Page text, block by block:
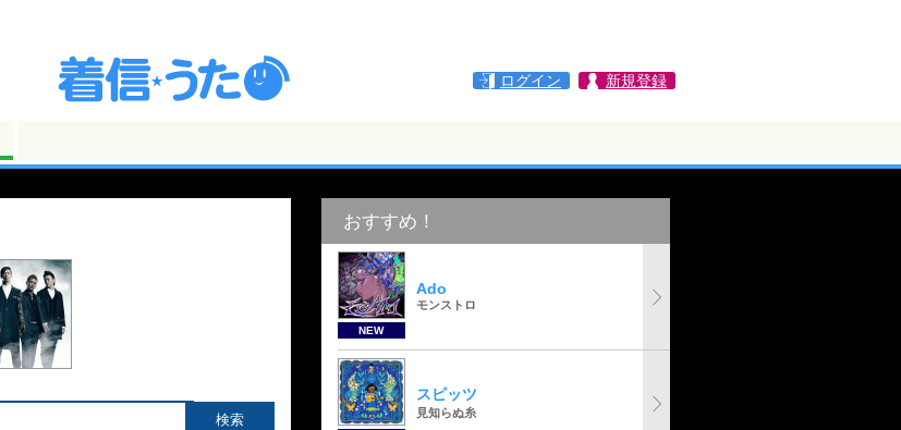
ログイン 新規登録
おすすめ！
NEW
Ado
モンストロ
スピッツ
見知らぬ糸